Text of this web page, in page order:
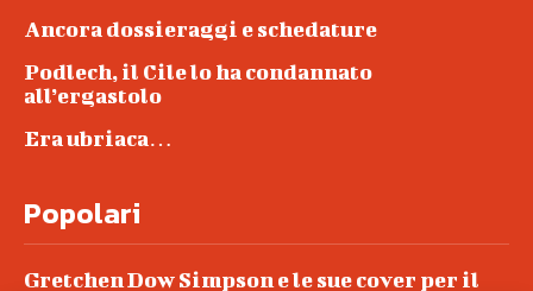
Ancora dossieraggi e schedature
Podlech, il Cile lo ha condannato
all’ergastolo
Era ubriaca…
Popolari
Gretchen Dow Simpson e le sue cover per il